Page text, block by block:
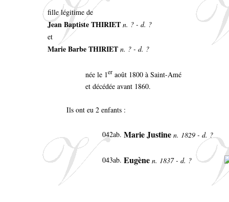
fille légitime de
Jean Baptiste THIRIET n. ? - d. ?
et
Marie Barbe THIRIET n. ? - d. ?
née le 1er août 1800 à Saint-Amé
et décédée avant 1860.
Ils ont eu 2 enfants :
042ab. Marie Justine n. 1829 - d. ?
043ab. Eugène n. 1837 - d. ?